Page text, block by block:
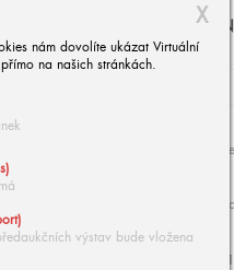
X
nám dovolíte ukázat Virtuální
na našich stránkách.
výstav bude vložena